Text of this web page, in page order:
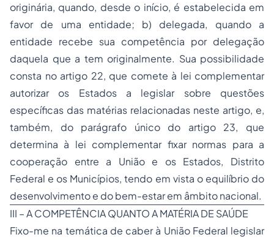
originária, quando, desde o início, é estabelecida em
favor de uma entidade; b) delegada, quando a
entidade recebe sua competência por delegação
daquela que a tem originalmente. Sua possibilidade
consta no artigo 22, que comete à lei complementar
autorizar os Estados a legislar sobre questões
específicas das matérias relacionadas neste artigo, e,
também, do parágrafo único do artigo 23, que
determina à lei complementar fixar normas para a
cooperação entre a União e os Estados, Distrito
Federal e os Municípios, tendo em vista o equilíbrio do
desenvolvimento e do bem-estar em âmbito nacional.
III – A COMPETÊNCIA QUANTO A MATÉRIA DE SAÚDE
Fixo-me na temática de caber à União Federal legislar